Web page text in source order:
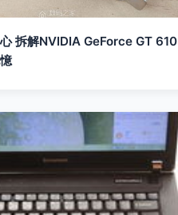
拆解NVIDIA GeForce GT 610